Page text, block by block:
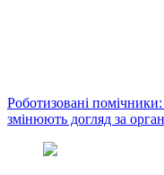
Роботизовані
змінюють догляд за